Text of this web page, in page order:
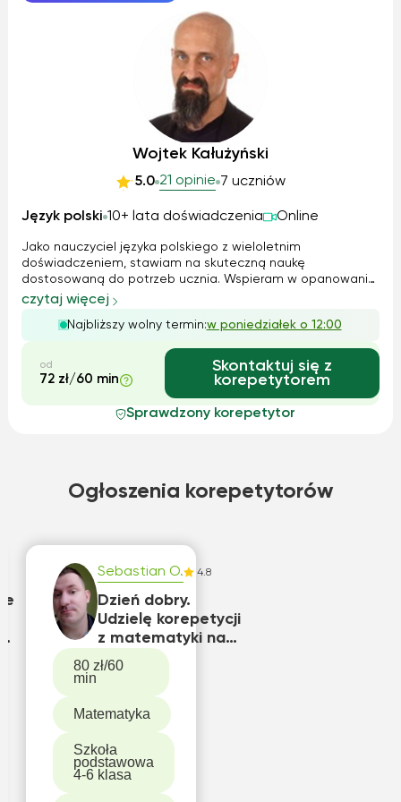
Wojtek Kałużyński
5.0 21 opinie 7 uczniów
Język polski 10+ lata doświadczenia Online
Jako nauczyciel języka polskiego z wieloletnim
doświadczeniem, stawiam na skuteczną naukę
dostosowaną do potrzeb ucznia. Wspieram w opanowaniu
materiału, analizie lektur, poprawnym formułowaniu
wypowiedzi oraz przygotowaniu do egzaminów
ósmoklasisty i matury. Korzystam z różnorodnych metod, w
tym na...
czytaj więcej
Najbliższy wolny termin:w poniedziałek o 12:00
od
72 zł/60 min
Skontaktuj się z
korepetytorem
Sprawdzony korepetytor
Ogłoszenia korepetytorów
Sebastian O. 4.8
Dzień dobry.
Udzielę korepetycji
z matematyki na
poziomie szkoły
podstawowej,
zawodowej,średniej
.
80 zł/60
min
Matematyka
Szkoła
podstawowa
4-6 klasa